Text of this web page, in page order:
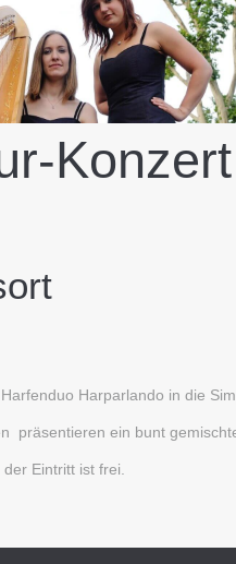
Harparlando in die
präsentieren ein bunt
Eintritt ist frei.